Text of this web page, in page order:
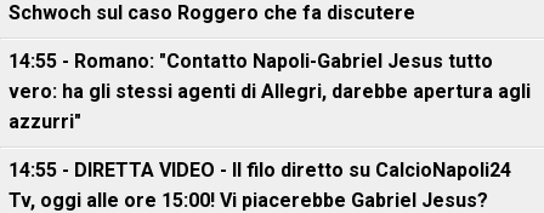
Schwoch sul caso Roggero che fa discutere
14:55 - Romano: "Contatto Napoli-Gabriel Jesus tutto
vero: ha gli stessi agenti di Allegri, darebbe apertura agli
azzurri"
14:55 - DIRETTA VIDEO - Il filo diretto su CalcioNapoli24
Tv, oggi alle ore 15:00! Vi piacerebbe Gabriel Jesus?